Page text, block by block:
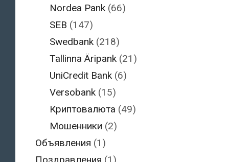
Nordea Pank (66)
SEB (147)
Swedbank (218)
Tallinna Äripank (21)
UniCredit Bank (6)
Versobank (15)
Криптовалюта (49)
Мошенники (2)
Объявления (1)
Поздравления (1)